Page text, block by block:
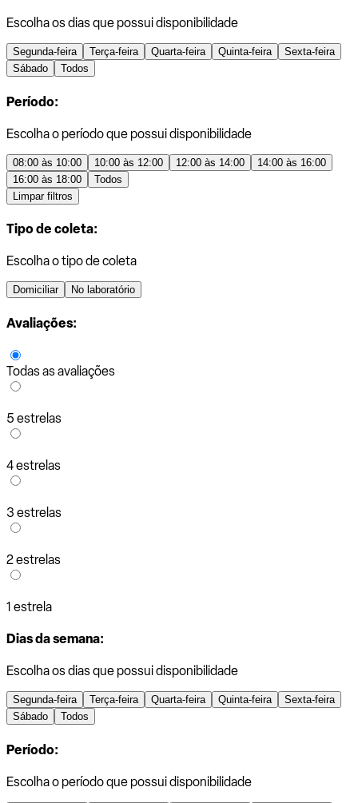
Escolha os dias que possui disponibilidade
Segunda-feira Terça-feira Quarta-feira Quinta-feira
Sexta-feira
Sábado
Todos
Período:
Escolha o período que possui disponibilidade
08:00 às 10:00 10:00 às 12:00 12:00 às 14:00
14:00 às 16:00
16:00 às 18:00
Todos
Limpar filtros
Tipo de coleta:
Escolha o tipo de coleta
Domiciliar No laboratório
Avaliações:
Todas as avaliações
5 estrelas
4 estrelas
3 estrelas
2 estrelas
1 estrela
Dias da semana:
Escolha os dias que possui disponibilidade
Segunda-feira Terça-feira Quarta-feira Quinta-feira
Sexta-feira
Sábado
Todos
Período:
Escolha o período que possui disponibilidade